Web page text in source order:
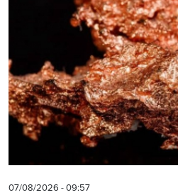
07/08/2026 - 09:57